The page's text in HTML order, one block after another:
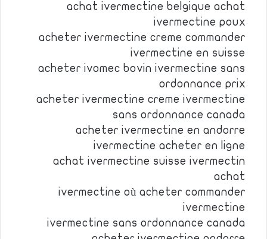
achat ivermectine belgique achat
ivermectine poux
acheter ivermectine creme commander
ivermectine en suisse
acheter ivomec bovin ivermectine sans
ordonnance prix
acheter ivermectine creme ivermectine
sans ordonnance canada
acheter ivermectine en andorre
ivermectine acheter en ligne
achat ivermectine suisse ivermectin
achat
ivermectine où acheter commander
ivermectine
ivermectine sans ordonnance canada